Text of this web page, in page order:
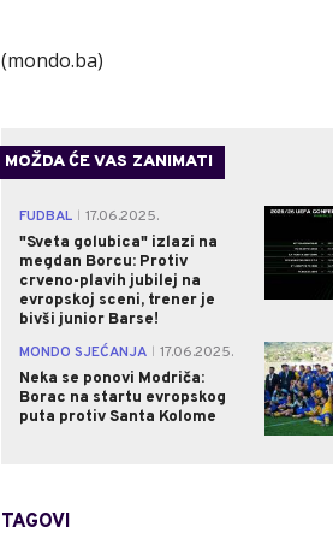
(mondo.ba)
MOŽDA ĆE VAS ZANIMATI
FUDBAL
17.06.2025.
"Sveta golubica" izlazi na
megdan Borcu: Protiv
crveno-plavih jubilej na
evropskoj sceni, trener je
bivši junior Barse!
MONDO SJEĆANJA
17.06.2025.
Neka se ponovi Modriča:
Borac na startu evropskog
puta protiv Santa Kolome
TAGOVI